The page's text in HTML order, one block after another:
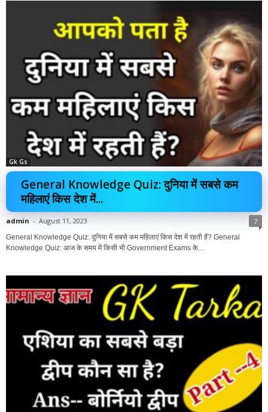
Gk Gs
General Knowledge Quiz: दुनिया में सबसे कम
महिलाएं किस देश में...
admin - August 11, 2023 7
General Knowledge Quiz: दुनिया में सबसे कम महिलाएं किस देश में रहती हैं? General
Knowledge Quiz: आज के समय में किसी भी Government Exams के...